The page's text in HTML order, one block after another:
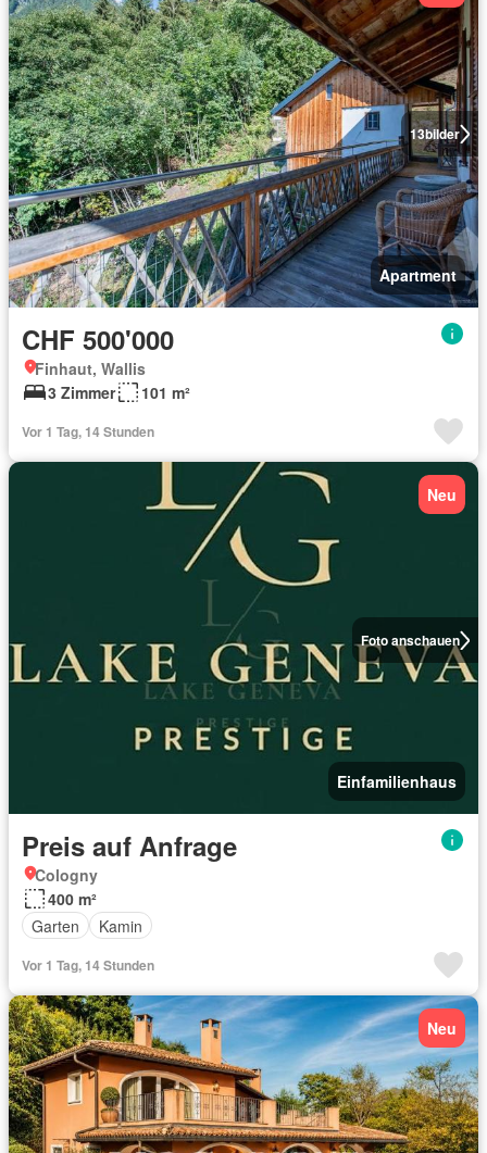
13bilder
Apartment
CHF 500'000
Finhaut, Wallis
3 Zimmer
101 m²
Vor 1 Tag, 14 Stunden
Foto anschauen
Neu
Einfamilienhaus
Preis auf Anfrage
Cologny
400 m²
Garten
Kamin
Vor 1 Tag, 14 Stunden
Neu